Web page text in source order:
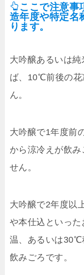
ここで注意事
造年度や特定名
ります。
大吟醸あるいは
ば、10℃前後の花
ん。
大吟醸で1年度前
から涼冷えが飲
せん。
大吟醸で2年度以
や本仕込といっ
温、あるいは30℃
飲みごろです。